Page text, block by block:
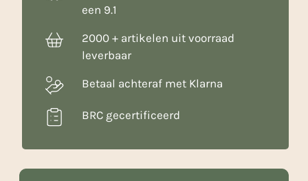
een 9.1
2000 + artikelen uit voorraad
leverbaar
Betaal achteraf met Klarna
BRC gecertificeerd